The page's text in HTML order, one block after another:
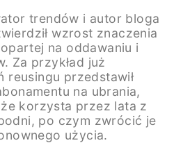
trendów i autor bloga
wzrost znaczenia
na oddawaniu i
Za przykład już
reusingu przedstawił
na ubrania,
korzysta przez lata z
po czym zwrócić je
użycia.